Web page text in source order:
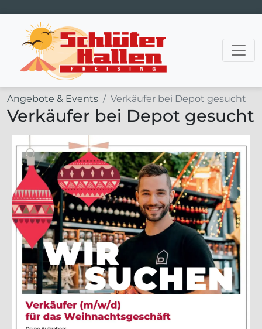
Hauptnavigation
Angebote & Events Verkäufer bei Depot gesucht
Verkäufer bei Depot gesucht